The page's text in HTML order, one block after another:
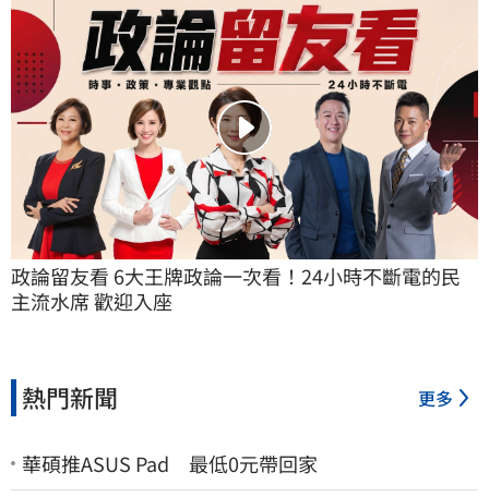
政論留友看 6大王牌政論一次看！24小時不斷電的民
主流水席 歡迎入座
熱門新聞 更多
華碩推ASUS Pad 最低0元帶回家